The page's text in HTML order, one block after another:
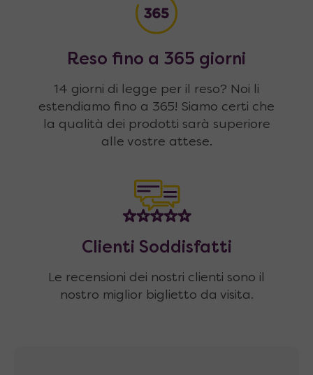
Reso fino a 365 giorni
14 giorni di legge per il reso? Noi li
estendiamo fino a 365! Siamo certi che
la qualità dei prodotti sarà superiore
alle vostre attese.
Clienti Soddisfatti
Le recensioni dei nostri clienti sono il
nostro miglior biglietto da visita.